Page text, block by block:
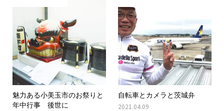
魅力ある小美玉市のお祭りと
年中行事 後世に
自転車とカメラと茨城弁
2021.04.09